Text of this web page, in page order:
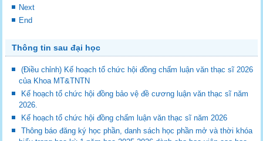
Next
End
Thông tin sau đại học
(Điều chỉnh) Kế hoạch tổ chức hội đồng chấm luận văn thạc sĩ 2026
của Khoa MT&TNTN
Kế hoạch tổ chức hội đồng bảo vệ đề cương luận văn thạc sĩ năm
2026.
Kế hoạch tổ chức hội đồng chấm luận văn thạc sĩ năm 2026
Thông báo đăng ký học phần, danh sách học phần mở và thời khóa